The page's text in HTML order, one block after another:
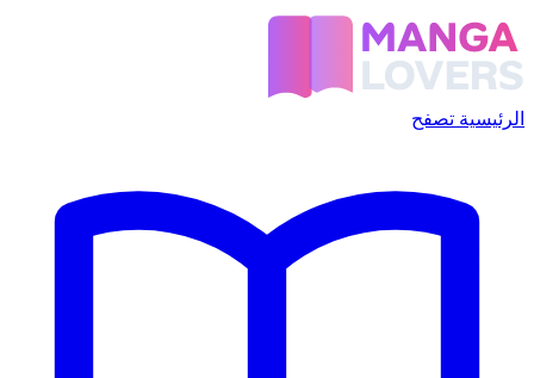
الرئيسية تصفح